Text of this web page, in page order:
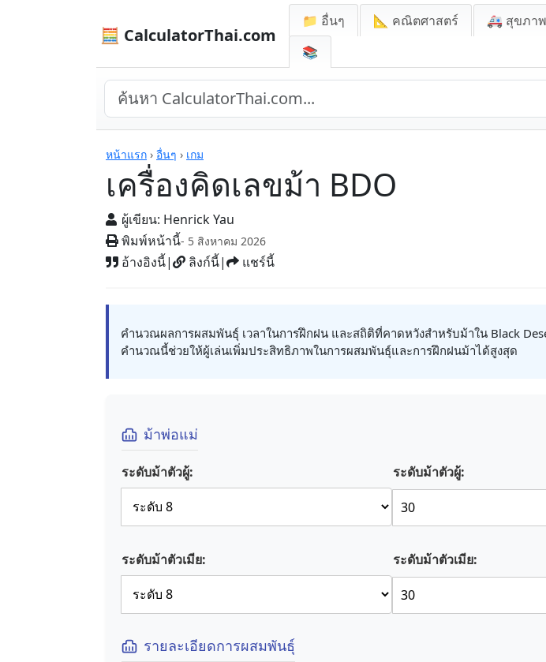
🧮 CalculatorThai.com
📁 อื่นๆ 📐 คณิตศาสตร์ 🚑 สุขภาพ
📚
หน้าแรก › อื่นๆ › เกม
เครื่องคิดเลขม้า BDO
ผู้เขียน: Henrick Yau
พิมพ์หน้านี้- 5 สิงหาคม 2026
อ้างอิงนี้| ลิงก์นี้| แชร์นี้
เครื่องคิดเลข
คำนวณผลการผสมพันธุ์ เวลาในการฝึกฝน และสถิติที่คาดหวังสำหรับม้าใน Black
คำนวณนี้ช่วยให้ผู้เล่นเพิ่มประสิทธิภาพในการผสมพันธุ์และการฝึกฝนม้าได้สูงสุด
ม้าพ่อแม่
ระดับม้าตัวผู้: ระดับม้าตัวผู้:
ระดับม้าตัวเมีย: ระดับม้าตัวเมีย:
รายละเอียดการผสมพันธุ์